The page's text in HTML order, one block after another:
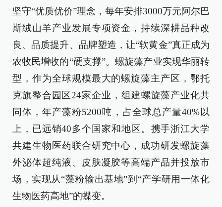
坚守“优质优价”理念，每年安排3000万元阿尔巴
斯绒山羊产业发展专项资金，持续深耕品种改
良、品质提升、品牌塑造，让“软黄金”真正成为
农牧民增收的“硬支撑”。螺旋藻产业实现华丽转
型，作为全球规模最大的螺旋藻主产区，鄂托
克旗整合园区24家企业，组建螺旋藻产业化共
同体，年产藻粉5200吨，占全球总产量40%以
上，已远销40多个国家和地区。携手浙江大学
共建生物医药联合研究中心，成功研发螺旋藻
外泌体超纯液、皮肤凝胶等高端产品并投放市
场，实现从“藻粉输出基地”到“产学研用一体化
生物医药高地”的蝶变。